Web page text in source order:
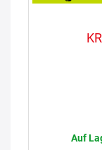
Auf